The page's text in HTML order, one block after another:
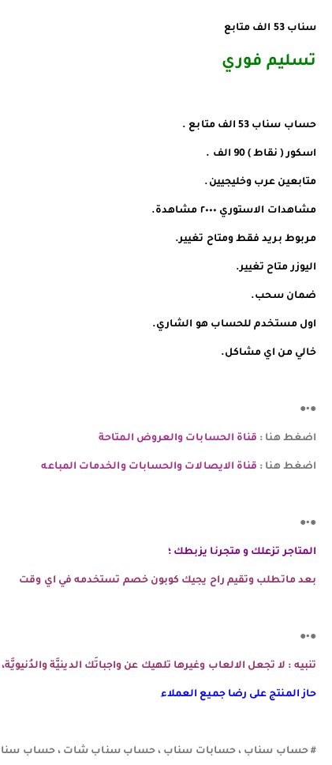
سناب 53 الف متابع
تسليم فوري ️
️️حساب سناب 53 الف متابع .
اسكور ( نقاط ) 90 الف .
️️متابعين عرب وخليجيين.
مشاهدات الاستوري ٢٠٠٠ مشاهدة.
مربوط بريد فقط ومتاح تغيير.
اليوزر متاح تغيير.
ضمان سحب.
اول مستخدم للحساب هو الشاري.
خالي من اي مشاكل.
●•●
اضغط هنا : قناة الحسابات والعروض المتاحة
اضغط هنا : قناة الايصالات والحسابات والخدمات المباعه
●•●
المتاجر تزعلك و متجرنا يزبطك ؛
بعد ماتطلب وتقيم راح يجيك كوبون خصم تستخدمه في اي وقت
●•●
تنبيه : لا تجعل الالعاب وغيرها تلهيك عن واجباتَك الدينيَّة
حاز المنتج على رضا جميع العملاء
# حساب سناب ، حسابات سناب ، حساب سناب شات ، حساب